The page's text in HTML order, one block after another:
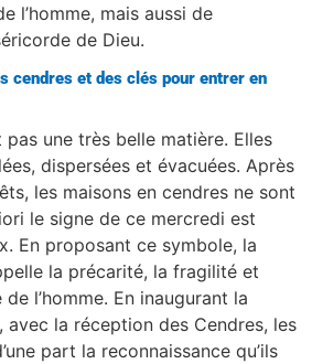
l’homme, mais aussi de
de Dieu.
cendres et des clés pour entrer en
pas une très belle matière. Elles
dispersées et évacuées. Après
les maisons en cendres ne sont
le signe de ce mercredi est
En proposant ce symbole, la
la précarité, la fragilité et
l’homme. En inaugurant la
avec la réception des Cendres, les
part la reconnaissance qu’ils